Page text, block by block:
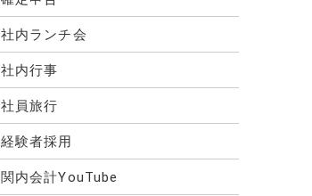
社内ランチ会
社内行事
社員旅行
経験者採用
関内会計YouTube